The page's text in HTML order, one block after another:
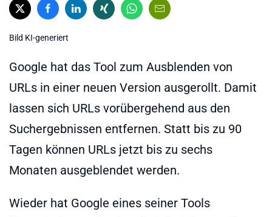
Bild KI-generiert
Google hat das Tool zum Ausblenden von
URLs in einer neuen Version ausgerollt. Damit
lassen sich URLs vorübergehend aus den
Suchergebnissen entfernen. Statt bis zu 90
Tagen können URLs jetzt bis zu sechs
Monaten ausgeblendet werden.
Wieder hat Google eines seiner Tools